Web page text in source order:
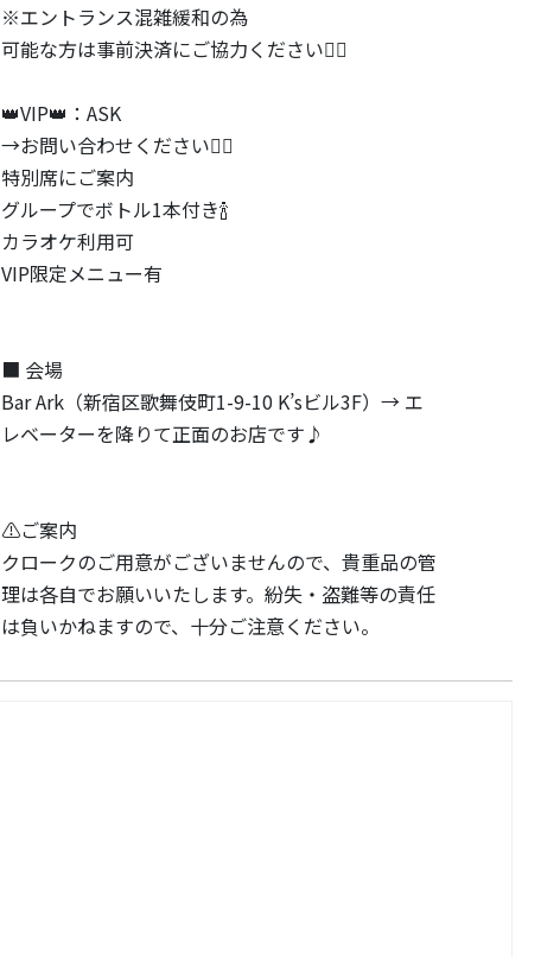
※エントランス混雑緩和の為
可能な方は事前決済にご協力ください🙇‍♂️
👑VIP👑：ASK
→お問い合わせください🙇‍♂️
特別席にご案内
グループでボトル1本付き🍾
カラオケ利用可
VIP限定メニュー有
■ 会場
Bar Ark（新宿区歌舞伎町1-9-10 K’sビル3F）→ エ
レベーターを降りて正面のお店です♪
⚠️ご案内
クロークのご用意がございませんので、貴重品の管
理は各自でお願いいたします。紛失・盗難等の責任
は負いかねますので、十分ご注意ください。